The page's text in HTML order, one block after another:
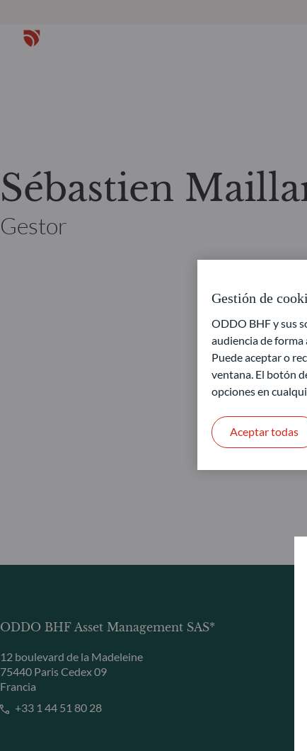
Sébastien
Gestor
ODDO BHF Asset Management SAS*
12 boulevard de la Madeleine
75440 Paris Cedex 09
Francia
+33 1 44 51 80 28
Gestión de
ODDO BHF y sus
audiencia de
Puede aceptar o
ventana. El botón
opciones en
Aceptar todas